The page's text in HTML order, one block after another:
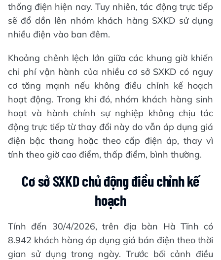
thống điện hiện nay. Tuy nhiên, tác động trực tiếp
sẽ đổ dồn lên nhóm khách hàng SXKD sử dụng
nhiều điện vào ban đêm.
Khoảng chênh lệch lớn giữa các khung giờ khiến
chi phí vận hành của nhiều cơ sở SXKD có nguy
cơ tăng mạnh nếu không điều chỉnh kế hoạch
hoạt động. Trong khi đó, nhóm khách hàng sinh
hoạt và hành chính sự nghiệp không chịu tác
động trực tiếp từ thay đổi này do vẫn áp dụng giá
điện bậc thang hoặc theo cấp điện áp, thay vì
tính theo giờ cao điểm, thấp điểm, bình thường.
Cơ sở SXKD chủ động điều chỉnh kế
hoạch
Tính đến 30/4/2026, trên địa bàn Hà Tĩnh có
8.942 khách hàng áp dụng giá bán điện theo thời
gian sử dụng trong ngày. Trước bối cảnh điều